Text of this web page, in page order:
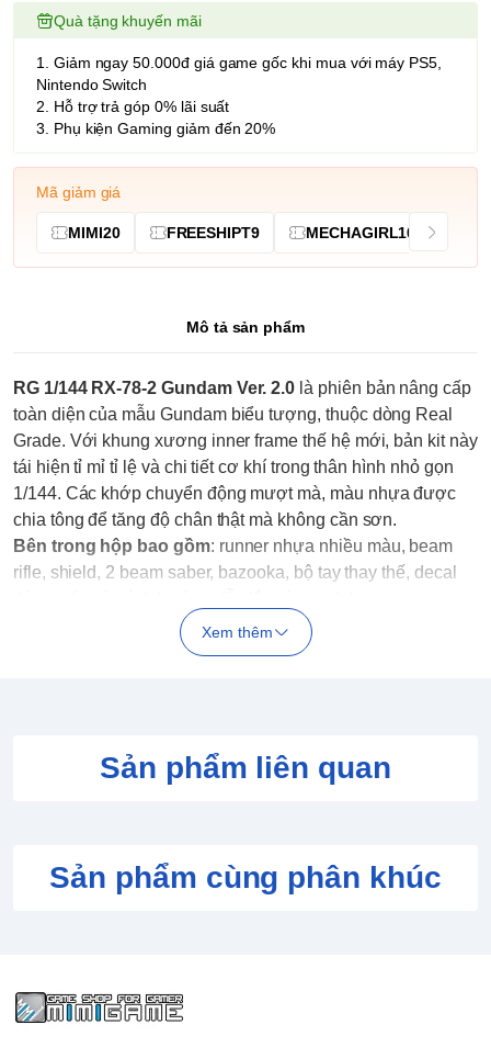
Quà tặng khuyến mãi
1. Giảm ngay 50.000đ giá game gốc khi mua với máy PS5,
Nintendo Switch
2. Hỗ trợ trả góp 0% lãi suất
3. Phụ kiện Gaming giảm đến 20%
Mã giảm giá
MIMI20 FREESHIPT9 MECHAGIRL10
Mô tả sản phẩm
RG 1/144 RX-78-2 Gundam Ver. 2.0 là phiên bản nâng cấp
toàn diện của mẫu Gundam biểu tượng, thuộc dòng Real
Grade. Với khung xương inner frame thế hệ mới, bản kit này
tái hiện tỉ mỉ tỉ lệ và chi tiết cơ khí trong thân hình nhỏ gọn
1/144. Các khớp chuyển động mượt mà, màu nhựa được
chia tông để tăng độ chân thật mà không cần sơn.
Bên trong hộp bao gồm: runner nhựa nhiều màu, beam
rifle, shield, 2 beam saber, bazooka, bộ tay thay thế, decal
Xem thêm
Sản phẩm liên quan
Sản phẩm cùng phân khúc